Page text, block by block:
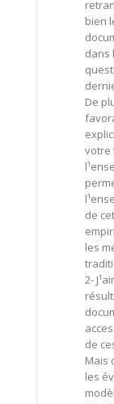
bien
dans
De
votre
de
les
2-
de
Mais
les